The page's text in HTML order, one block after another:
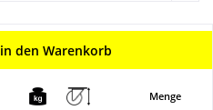
den Warenkorb
Menge